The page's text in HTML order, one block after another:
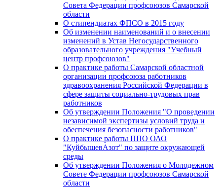
Совета Федерации профсоюзов Самарской
области
О стипендиатах ФПСО в 2015 году
Об изменении наименований и о внесении
изменений в Устав Негосударственного
образовательного учреждения "Учебный
центр профсоюзов"
О практике работы Самарской областной
организации профсоюза работников
здравоохранения Российской Федерации в
сфере защиты социально-трудовых прав
работников
Об утверждении Положения "О проведении
независимой экспертизы условий труда и
обеспечения безопасности работников"
О практике работы ППО ОАО
"КуйбышевАзот" по защите окружающей
среды
Об утверждении Положения о Молодежном
Совете Федерации профсоюзов Самарской
области